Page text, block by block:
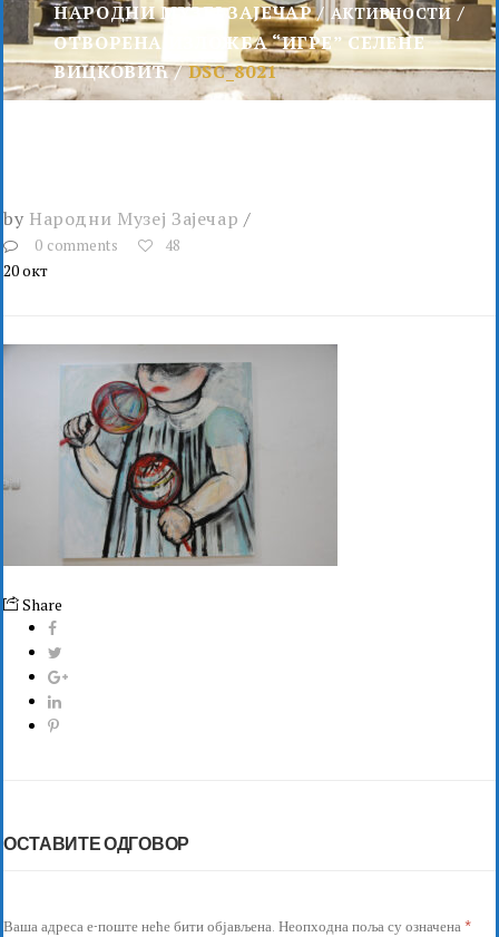
НАРОДНИ МУЗЕЈ ЗАЈЕЧАР АКТИВНОСТИ
ОТВОРЕНА ИЗЛОЖБА “ИГРЕ” СЕЛЕНЕ
ВИЦКОВИЋ
DSC_8021
by Народни Музеј Зајечар
0 comments 48
20окт
Share
ОСТАВИТЕ ОДГОВОР
Ваша адреса е-поште неће бити објављена. Неопходна поља су означена *